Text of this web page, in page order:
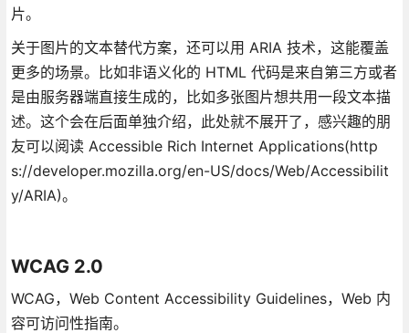
片。
关于图片的文本替代方案，还可以用 ARIA 技术，这能覆盖
更多的场景。比如非语义化的 HTML 代码是来自第三方或者
是由服务器端直接生成的，比如多张图片想共用一段文本描
述。这个会在后面单独介绍，此处就不展开了，感兴趣的朋
友可以阅读 Accessible Rich Internet Applications(http
s://developer.mozilla.org/en-US/docs/Web/Accessibilit
y/ARIA)。
WCAG 2.0
WCAG，Web Content Accessibility Guidelines，Web 内
容可访问性指南。